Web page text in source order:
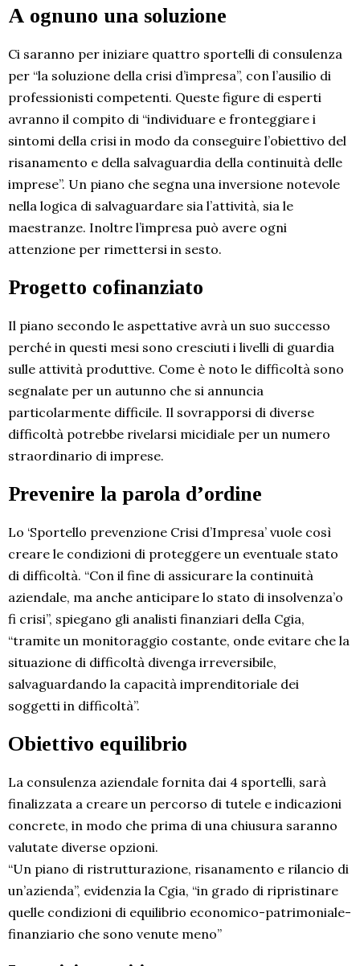
A ognuno una soluzione
Ci saranno per iniziare quattro sportelli di consulenza
per “la soluzione della crisi d’impresa”, con l’ausilio di
professionisti competenti. Queste figure di esperti
avranno il compito di “individuare e fronteggiare i
sintomi della crisi in modo da conseguire l’obiettivo del
risanamento e della salvaguardia della continuità delle
imprese”. Un piano che segna una inversione notevole
nella logica di salvaguardare sia l’attività, sia le
maestranze. Inoltre l’impresa può avere ogni
attenzione per rimettersi in sesto.
Progetto cofinanziato
Il piano secondo le aspettative avrà un suo successo
perché in questi mesi sono cresciuti i livelli di guardia
sulle attività produttive. Come è noto le difficoltà sono
segnalate per un autunno che si annuncia
particolarmente difficile. Il sovrapporsi di diverse
difficoltà potrebbe rivelarsi micidiale per un numero
straordinario di imprese.
Prevenire la parola d’ordine
Lo ‘Sportello prevenzione Crisi d’Impresa’ vuole così
creare le condizioni di proteggere un eventuale stato
di difficoltà. “Con il fine di assicurare la continuità
aziendale, ma anche anticipare lo stato di insolvenza’o
fi crisi”, spiegano gli analisti finanziari della Cgia,
“tramite un monitoraggio costante, onde evitare che la
situazione di difficoltà divenga irreversibile,
salvaguardando la capacità imprenditoriale dei
soggetti in difficoltà”.
Obiettivo equilibrio
La consulenza aziendale fornita dai 4 sportelli, sarà
finalizzata a creare un percorso di tutele e indicazioni
concrete, in modo che prima di una chiusura saranno
valutate diverse opzioni.
“Un piano di ristrutturazione, risanamento e rilancio di
un’azienda”, evidenzia la Cgia, “in grado di ripristinare
quelle condizioni di equilibrio economico-patrimoniale-
finanziario che sono venute meno”